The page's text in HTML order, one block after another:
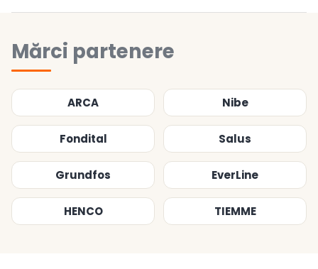
Mărci partenere
ARCA Nibe
Fondital Salus
Grundfos EverLine
HENCO TIEMME